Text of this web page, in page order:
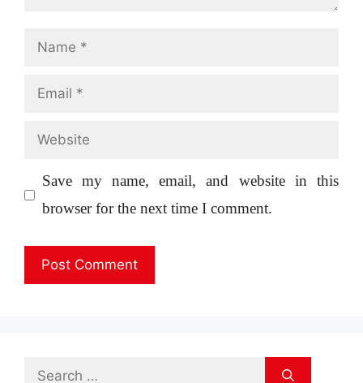
Name
Email
Website
Save my name, email, and website in this
browser for the next time I comment.
Search